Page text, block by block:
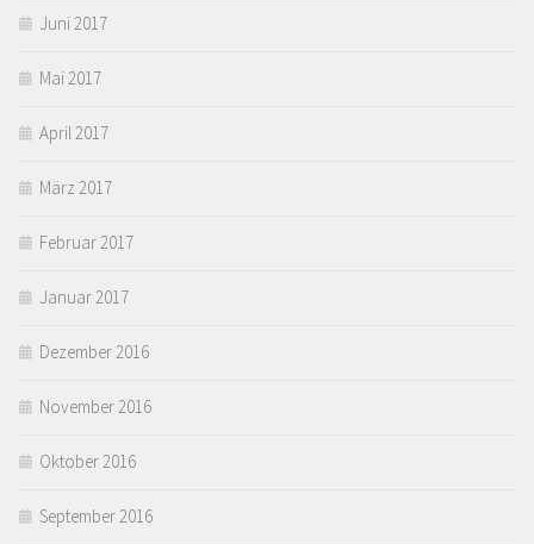
Juni 2017
Mai 2017
April 2017
März 2017
Februar 2017
Januar 2017
Dezember 2016
November 2016
Oktober 2016
September 2016